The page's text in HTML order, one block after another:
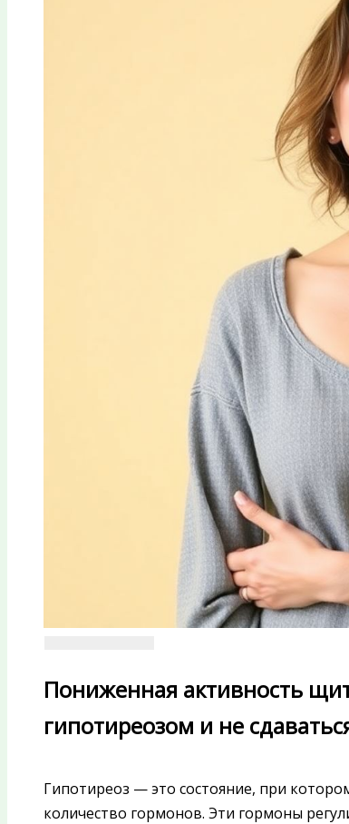
Пониженная активность
гипотиреозом и не
Гипотиреоз — это состояние, при
количество гормонов. Эти гормоны